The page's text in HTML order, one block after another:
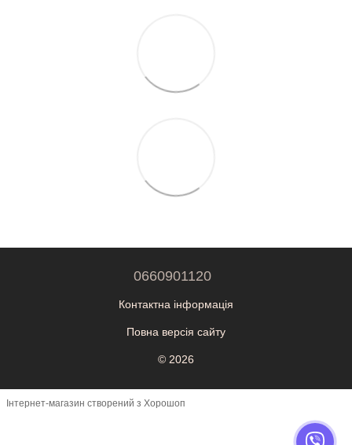
0660901120
Контактна інформація
Повна версія сайту
© 2026
Інтернет-магазин створений з Хорошоп